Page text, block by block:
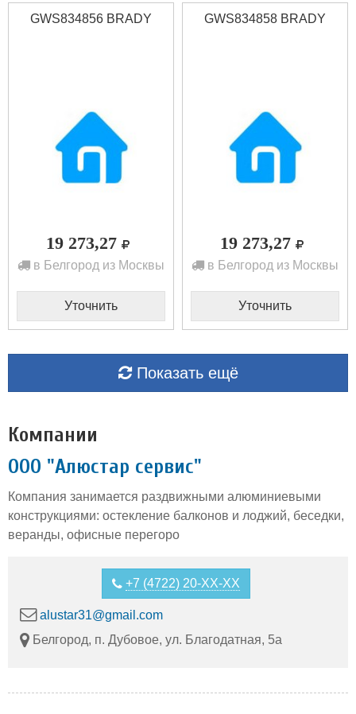
GWS834856 BRADY
19 273,27
в Белгород из Москвы
Уточнить
GWS834858 BRADY
19 273,27
в Белгород из Москвы
Уточнить
Показать ещё
Компании
ООО "Алюстар сервис"
Компания занимается раздвижными алюминиевыми
конструкциями: остекление балконов и лоджий, беседки,
веранды, офисные перегоро
+7 (4722) 20-XX-XX
alustar31@gmail.com
Белгород, п. Дубовое, ул. Благодатная, 5а